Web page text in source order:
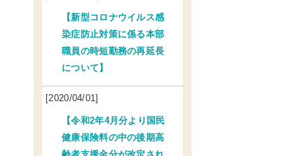
【新型コロナウイルス感
染症防止対策に係る本部
職員の時短勤務の再延長
について】
[2020/04/01]
【令和2年4月分より国民
健康保険料の中の後期高